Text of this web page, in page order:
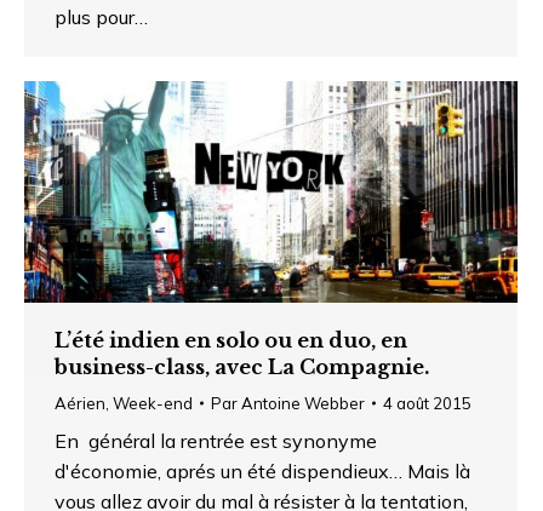
plus pour…
L’été indien en solo ou en duo, en
business-class, avec La Compagnie.
Aérien Week-end ParAntoine Webber 4 août 2015
En général la rentrée est synonyme
d'économie, aprés un été dispendieux… Mais là
vous allez avoir du mal à résister à la tentation,